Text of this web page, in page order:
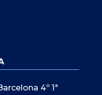
4º 1ª